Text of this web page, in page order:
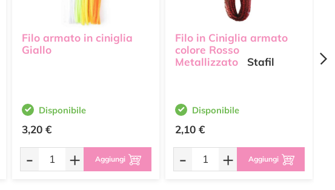
Filo armato in ciniglia
Giallo
Disponibile
3,20 €
- + Aggiungi
Filo in Ciniglia armato
colore Rosso
Metallizzato
Stafil
Disponibile
2,10 €
- + Aggiungi